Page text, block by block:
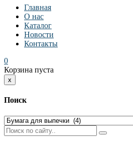
Главная
О нас
Каталог
Новости
Контакты
0
Корзина пуста
x
Поиск